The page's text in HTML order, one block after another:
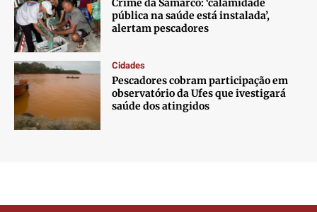
Crime da Samarco: ‘calamidade
pública na saúde está instalada’,
alertam pescadores
Cidades
Pescadores cobram participação em
observatório da Ufes que ivestigará
saúde dos atingidos